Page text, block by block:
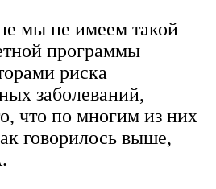
мы не имеем такой
программы
риска
заболеваний,
что по многим из них
говорилось выше,